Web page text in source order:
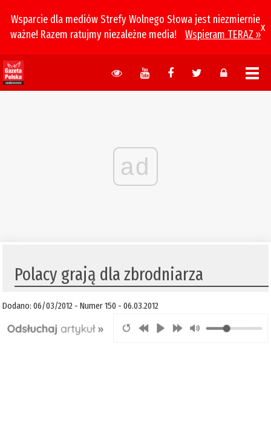
Wsparcie dla mediów Strefy Wolnego Słowa jest niezmiernie
ważne! Razem ratujmy niezależne media!
Wspieram TERAZ »
x
ad
Polacy grają dla zbrodniarza
Dodano: 06/03/2012 - Numer 150 - 06.03.2012